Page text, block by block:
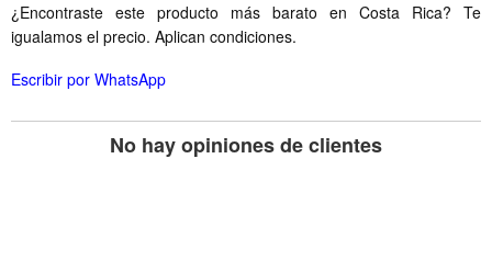
¿Encontraste este producto más barato en Costa Rica? Te
igualamos el precio. Aplican condiciones.
Escribir por WhatsApp
No hay opiniones de clientes